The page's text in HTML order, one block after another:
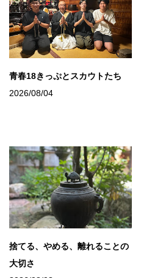
青春18きっぷとスカウトたち
2026/08/04
捨てる、やめる、離れることの
大切さ